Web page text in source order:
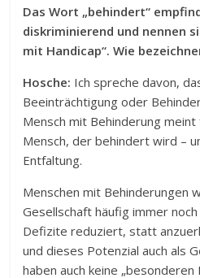
Das Wort „behindert“
diskriminierend und nennen
mit Handicap“. Wie
Hosche: Ich spreche davon,
Beeinträchtigung oder
Mensch mit Behinderung meint
Mensch, der behindert wird –
Entfaltung.
Menschen mit Behinderungen
Gesellschaft häufig immer
Defizite reduziert, statt
und dieses Potenzial auch als
haben auch keine